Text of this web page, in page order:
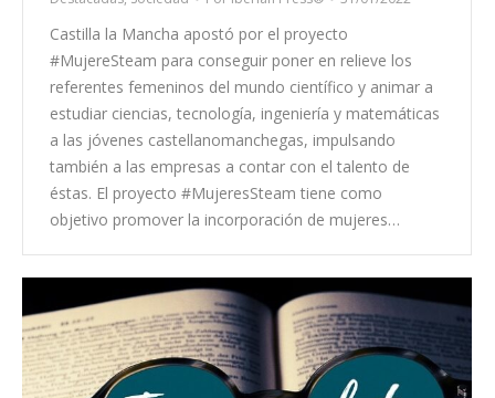
Castilla la Mancha apostó por el proyecto
#MujereSteam para conseguir poner en relieve los
referentes femeninos del mundo científico y animar a
estudiar ciencias, tecnología, ingeniería y matemáticas
a las jóvenes castellanomanchegas, impulsando
también a las empresas a contar con el talento de
éstas. El proyecto #MujeresSteam tiene como
objetivo promover la incorporación de mujeres…